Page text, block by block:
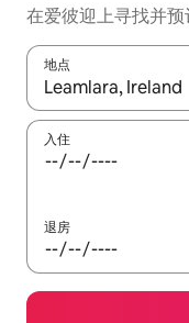
在爱彼迎上寻找并
地点
如有搜索结果，请
入住
退房